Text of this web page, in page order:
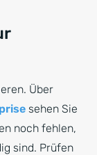
Über
sehen Sie
noch fehlen,
sind. Prüfen